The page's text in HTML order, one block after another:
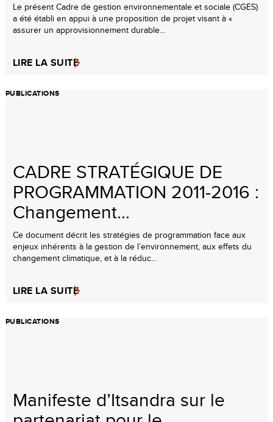
Le présent Cadre de gestion environnementale et sociale (CGES)
a été établi en appui à une proposition de projet visant à «
assurer un approvisionnement durable...
LIRE LA SUITE
PUBLICATIONS
CADRE STRATÉGIQUE DE
PROGRAMMATION 2011-2016 :
Changement...
Ce document décrit les stratégies de programmation face aux
enjeux inhérents à la gestion de l’environnement, aux effets du
changement climatique, et à la réduc...
LIRE LA SUITE
PUBLICATIONS
Manifeste d’Itsandra sur le